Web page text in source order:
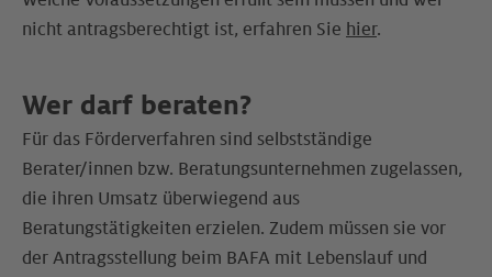
nicht antragsberechtigt ist, erfahren Sie hier.
Wer darf beraten?
Für das Förderverfahren sind selbstständige
Berater/innen bzw. Beratungsunternehmen zugelassen,
die ihren Umsatz überwiegend aus
Beratungstätigkeiten erzielen. Zudem müssen sie vor
der Antragsstellung beim BAFA mit Lebenslauf und